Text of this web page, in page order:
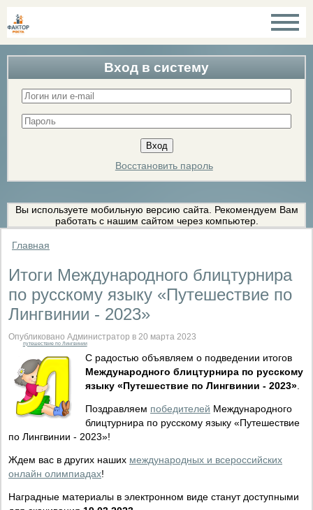
Вход в систему
Восстановить пароль
Вы используете мобильную версию сайта. Рекомендуем Вам
работать с нашим сайтом через компьютер.
Главная
Итоги Международного блицтурнира
по русскому языку «Путешествие по
Лингвинии - 2023»
Опубликовано Администратор в 20 марта 2023
путешествие по Лингвинии
С радостью объявляем о подведении итогов
Международного блицтурнира по русскому
языку «Путешествие по Лингвинии - 2023»
Поздравляем победителей Международного
блицтурнира по русскому языку «Путешествие
по Лингвинии - 2023»!
Ждем вас в других наших международных и всероссийских
онлайн олимпиадах!
Наградные материалы в электронном виде станут доступными